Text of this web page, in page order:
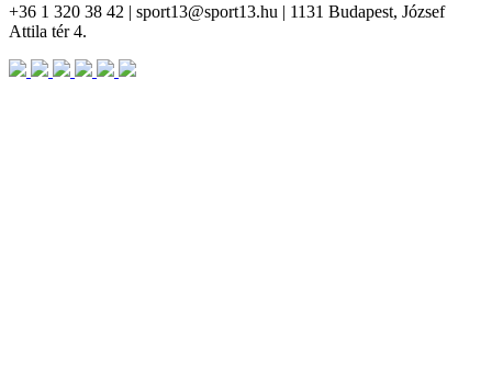
+36 1 320 38 42 | sport13@sport13.hu | 1131 Budapest, József
Attila tér 4.